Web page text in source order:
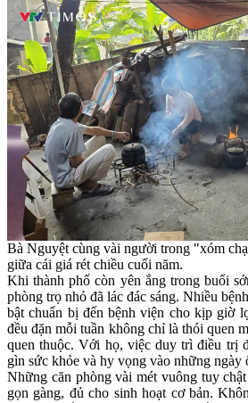
Bà Nguyệt cùng vài người trong "xóm
giữa cái giá rét chiều cuối năm.
Khi thành phố còn yên ắng trong buổi
phòng trọ nhỏ đã lác đác sáng. Nhiều
bật chuẩn bị đến bệnh viện cho kịp giờ
đều đặn mỗi tuần không chỉ là thói quen
quen thuộc. Với họ, việc duy trì điều trị
gìn sức khỏe và hy vọng vào những ngày
Những căn phòng vài mét vuông tuy
gọn gàng, đủ cho sinh hoạt cơ bản.